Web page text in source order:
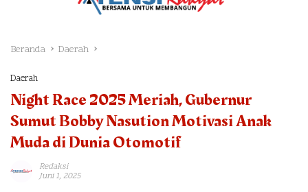
Beranda Daerah
Daerah
Night Race 2025 Meriah, Gubernur
Sumut Bobby Nasution Motivasi Anak
Muda di Dunia Otomotif
Redaksi
Juni 1, 2025